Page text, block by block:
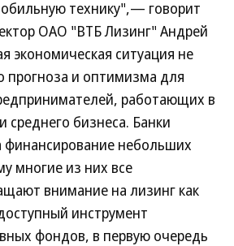
технику",— говорит
ОАО "ВТБ Лизинг" Андрей
экономическая ситуация не
прогноза и оптимизма для
работающих в
среднего бизнеса. Банки
финансирование небольших
многие из них все
внимание на лизинг как
инструмент
фондов, в первую очередь